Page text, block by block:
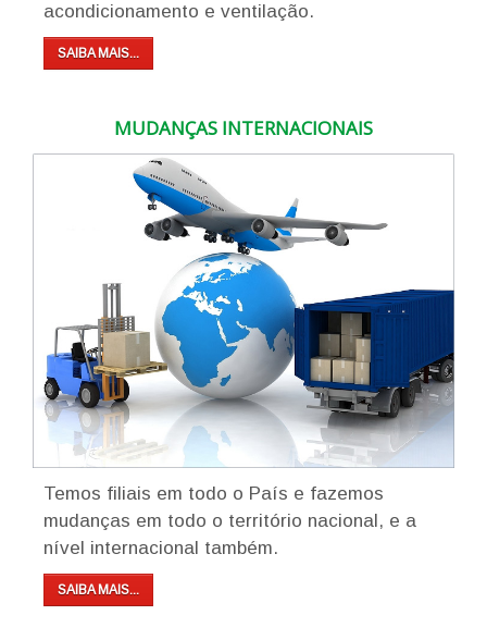
acondicionamento e ventilação.
SAIBA MAIS...
MUDANÇAS INTERNACIONAIS
Temos filiais em todo o País e fazemos
mudanças em todo o território nacional, e a
nível internacional também.
SAIBA MAIS...